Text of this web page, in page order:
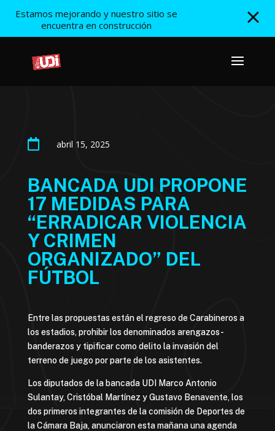
Estamos mejorando y nuestro sitio se
encuentra en construcción
 abril 15, 2025
BANCADA UDI PROPONE
17 MEDIDAS PARA
“ERRADICAR VIOLENCIA
Y CRIMEN
ORGANIZADO” DEL
FÚTBOL
Entre las propuestas están el regreso de Carabineros a
los estadios, prohibir los denominados arengazos-
banderazos y tipificar como delito la invasión del
terreno de juego por parte de los asistentes.
Los diputados de la bancada UDI Marco Antonio
Sulantay, Cristóbal Martínez y Gustavo Benavente, los
dos primeros integrantes de la comisión de Deportes de
la Cámara Baja, anunciaron esta mañana una agenda